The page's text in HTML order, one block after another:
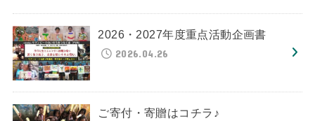
2026・2027年度重点活動企画書
2026.04.26
ご寄付・寄贈はコチラ♪